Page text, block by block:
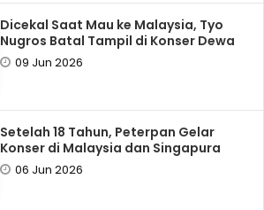
Dicekal Saat Mau ke Malaysia, Tyo
Nugros Batal Tampil di Konser Dewa
09 Jun 2026
Setelah 18 Tahun, Peterpan Gelar
Konser di Malaysia dan Singapura
06 Jun 2026